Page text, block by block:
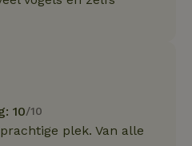
10/10
plek. Van alle